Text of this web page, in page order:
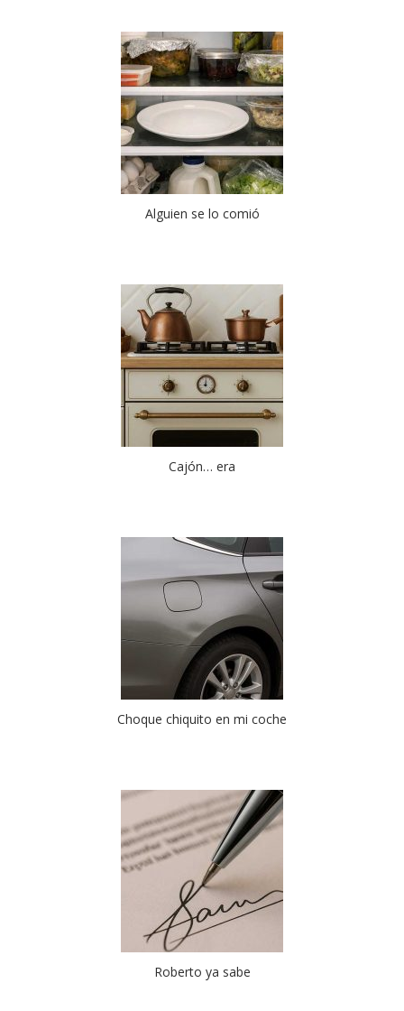
Alguien se lo comió
Cajón… era
Choque chiquito en mi coche
Roberto ya sabe